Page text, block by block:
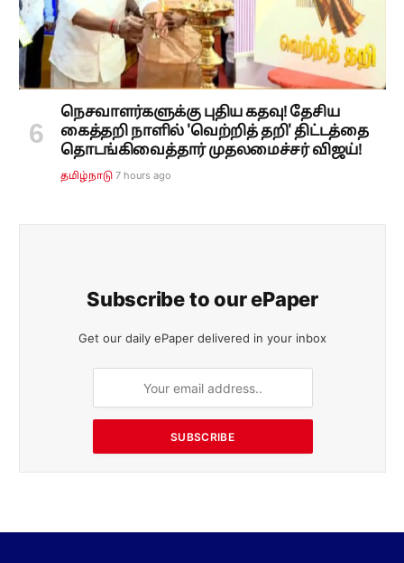
நெசவாளர்களுக்கு புதிய கதவு! தேசிய
கைத்தறி நாளில் 'வெற்றித் தறி' திட்டத்தை
தொடங்கிவைத்தார் முதலமைச்சர் விஜய்!
தமிழ்நாடு 7 hours ago
Subscribe to our ePaper
Get our daily ePaper delivered in your inbox
SUBSCRIBE